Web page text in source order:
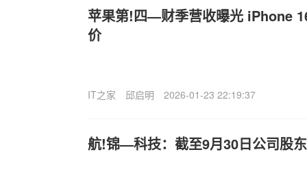
苹果第!四—财季营收曝光 iPhone
价
IT之家 邱启明 2026-01-23 22:19:37
航!锦—科技：截至9月30日公司股